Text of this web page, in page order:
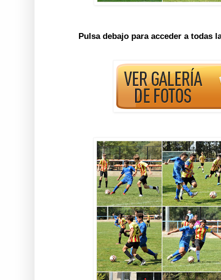
Pulsa debajo para acceder a todas